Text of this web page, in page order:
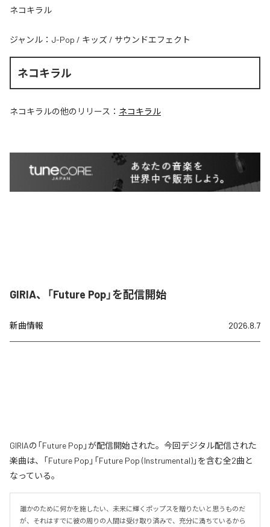
ネコキラル
ジャンル： J-Pop / キッズ / サウンドエフェクト
ネコキラル
ネコキラルの他のリリース： ネコキラル
GIRIA、「Future Pop」を配信開始
新曲情報 2026.8.7
GIRIAの「Future Pop」が配信開始された。今回デジタル配信された
楽曲は、「Future Pop」「Future Pop (Instrumental)」を含む全2曲と
なっている。
誰かのために何かを施したい、未来に輝くポップスを贈りたいと思うものだ
が、それはすでに彼の周りの人間は受け取り済みで、充分に満ちているから